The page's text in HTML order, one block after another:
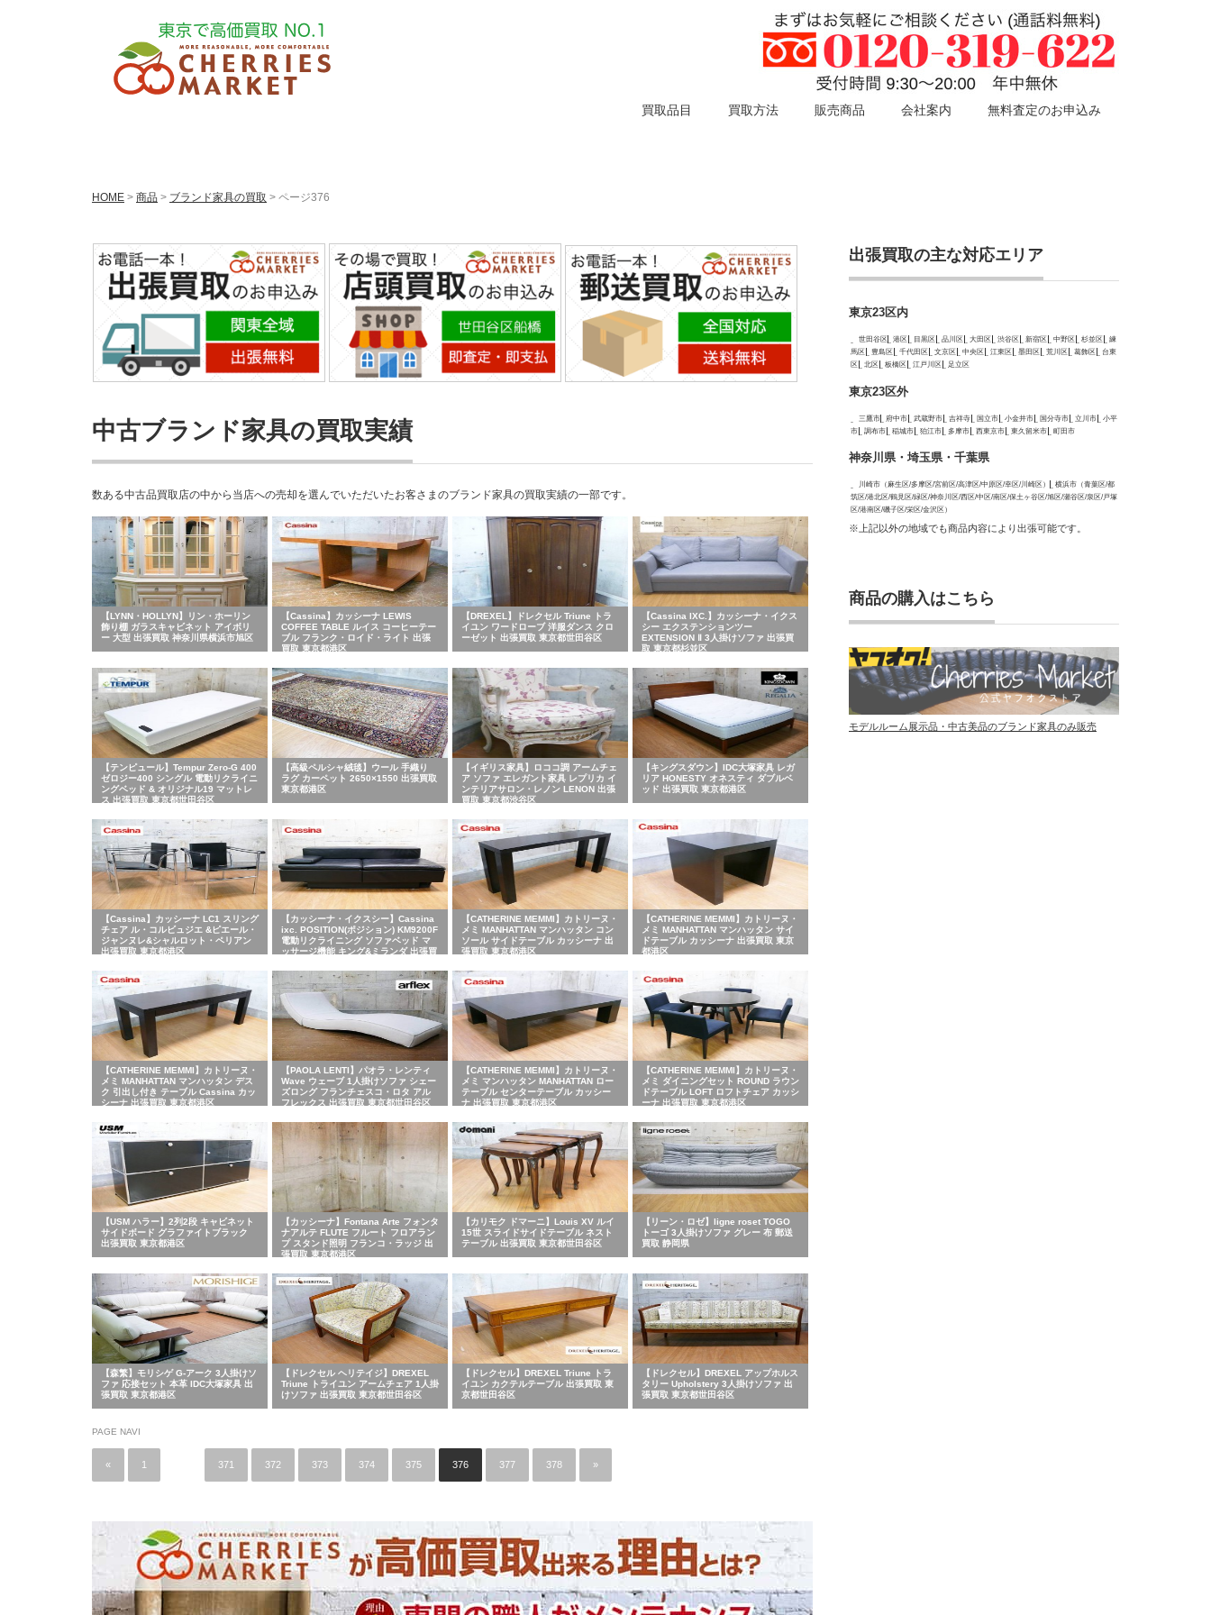
買取品目 買取方法 販売商品 会社案内 無料査定のお申込み
HOME > 商品 > ブランド家具の買取 > ページ376
中古ブランド家具の買取実績
数ある中古品買取店の中から当店への売却を選んでいただいたお客さまのブランド家具の買取実績の一部です。
【LYNN・HOLLYN】リン・ホーリン
飾り棚 ガラスキャビネット アイボリ
ー 大型 出張買取 神奈川県横浜市旭区
【Cassina】カッシーナ LEWIS
COFFEE TABLE ルイス コーヒーテー
ブル フランク・ロイド・ライト 出張
買取 東京都港区
【DREXEL】ドレクセル Triune トラ
イユン ワードローブ 洋服ダンス クロ
ーゼット 出張買取 東京都世田谷区
【Cassina IXC.】カッシーナ・イクス
シー エクステンションツー
EXTENSION Ⅱ 3人掛けソファ 出張買
取 東京都杉並区
【テンピュール】Tempur Zero-G 400
ゼロジー400 シングル 電動リクライニ
ングベッド & オリジナル19 マットレ
ス 出張買取 東京都世田谷区
【高級ペルシャ絨毯】ウール 手織り
ラグ カーペット 2650×1550 出張買取
東京都港区
【イギリス家具】ロココ調 アームチェ
ア ソファ エレガント家具 レプリカ イ
ンテリアサロン・レノン LENON 出張
買取 東京都渋谷区
【キングスダウン】IDC大塚家具 レガ
リア HONESTY オネスティ ダブルベ
ッド 出張買取 東京都港区
【Cassina】カッシーナ LC1 スリング
チェア ル・コルビュジエ &ピエール・
ジャンヌレ&シャルロット・ペリアン
出張買取 東京都港区
【カッシーナ・イクスシー】Cassina
ixc. POSITION(ポジション) KM9200F
電動リクライニング ソファベッド マ
ッサージ機能 キング&ミランダ 出張買
【CATHERINE MEMMI】カトリーヌ・
メミ MANHATTAN マンハッタン コン
ソール サイドテーブル カッシーナ 出
張買取 東京都港区
【CATHERINE MEMMI】カトリーヌ・
メミ MANHATTAN マンハッタン サイ
ドテーブル カッシーナ 出張買取 東京
都港区
【CATHERINE MEMMI】カトリーヌ・
メミ MANHATTAN マンハッタン デス
ク 引出し付き テーブル Cassina カッ
シーナ 出張買取 東京都港区
【PAOLA LENTI】パオラ・レンティ
Wave ウェーブ 1人掛けソファ シェー
ズロング フランチェスコ・ロタ アル
フレックス 出張買取 東京都世田谷区
【CATHERINE MEMMI】カトリーヌ・
メミ マンハッタン MANHATTAN ロー
テーブル センターテーブル カッシー
ナ 出張買取 東京都港区
【CATHERINE MEMMI】カトリーヌ・
メミ ダイニングセット ROUND ラウン
ドテーブル LOFT ロフトチェア カッシ
ーナ 出張買取 東京都港区
【USM ハラー】2列2段 キャビネット
サイドボード グラファイトブラック
出張買取 東京都港区
【カッシーナ】Fontana Arte フォンタ
ナアルテ FLUTE フルート フロアラン
プ スタンド照明 フランコ・ラッジ 出
張買取 東京都港区
【カリモク ドマーニ】Louis XV ルイ
15世 スライドサイドテーブル ネスト
テーブル 出張買取 東京都世田谷区
【リーン・ロゼ】ligne roset TOGO
トーゴ 3人掛けソファ グレー 布 郵送
買取 静岡県
【森繁】モリシゲ G-アーク 3人掛けソ
ファ 応接セット 本革 IDC大塚家具 出
張買取 東京都港区
【ドレクセル ヘリテイジ】DREXEL
Triune トライユン アームチェア 1人掛
けソファ 出張買取 東京都世田谷区
【ドレクセル】DREXEL Triune トラ
イユン カクテルテーブル 出張買取 東
京都世田谷区
【ドレクセル】DREXEL アップホルス
タリー Upholstery 3人掛けソファ 出
張買取 東京都世田谷区
PAGE NAVI
« 1 371 372 373 374 375 376 377 378 »
出張買取の主な対応エリア
東京23区内
世田谷区 港区 目黒区 品川区 大田区 渋谷区 新宿区 中野区 杉並区
練
馬区
豊島区 千代田区 文京区 中央区 江東区 墨田区 荒川区 葛飾区
台東
区
北区 板橋区 江戸川区 足立区
東京23区外
三鷹市 府中市 武蔵野市 吉祥寺 国立市 小金井市 国分寺市 立川市
小平
市
調布市 稲城市 狛江市 多摩市 西東京市 東久留米市 町田市
神奈川県・埼玉県・千葉県
川崎市（麻生区/多摩区/宮前区/高津区/中原区/幸区/川崎区）
横浜市（青葉区/都
筑区/港北区/鶴見区/緑区/神奈川区/西区/中区/南区/保土ヶ谷区/旭区/瀬谷区/泉区/戸塚
区/港南区/磯子区/栄区/金沢区）
※上記以外の地域でも商品内容により出張可能です。
商品の購入はこちら
モデルルーム展示品・中古美品のブランド家具のみ販売